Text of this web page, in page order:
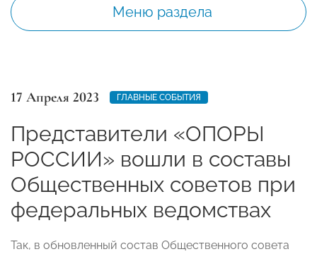
Меню раздела
17 Апреля 2023 ГЛАВНЫЕ СОБЫТИЯ
Представители «ОПОРЫ
РОССИИ» вошли в составы
Общественных советов при
федеральных ведомствах
Так, в обновленный состав Общественного совета